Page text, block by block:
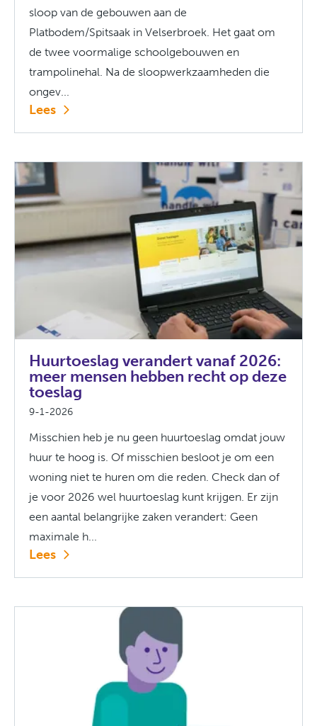
sloop van de gebouwen aan de
Platbodem/Spitsaak in Velserbroek. Het gaat om
de twee voormalige schoolgebouwen en
trampolinehal. Na de sloopwerkzaamheden die
ongev...
Lees
Huurtoeslag verandert vanaf 2026:
meer mensen hebben recht op deze
toeslag
9-1-2026
Misschien heb je nu geen huurtoeslag omdat jouw
huur te hoog is. Of misschien besloot je om een
woning niet te huren om die reden. Check dan of
je voor 2026 wel huurtoeslag kunt krijgen. Er zijn
een aantal belangrijke zaken verandert: Geen
maximale h...
Lees